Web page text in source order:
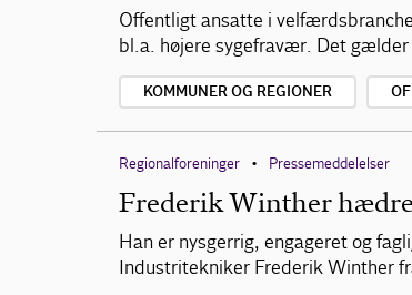
Offentligt ansatte i
bl.a. højere sygefravær. Det
KOMMUNER OG REGIONER
Regionalforeninger • Pressemeddelelser
Frederik Winther
Han er nysgerrig, engageret og
Industritekniker Frederik Winther